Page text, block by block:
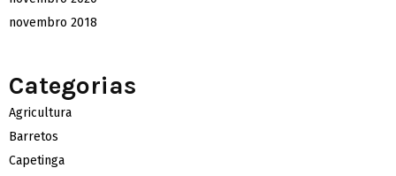
novembro 2018
Categorias
Agricultura
Barretos
Capetinga